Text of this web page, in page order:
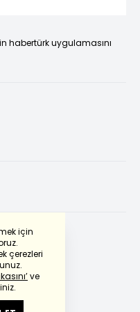
için
çerezleri
ve
habertürk uygulamasını